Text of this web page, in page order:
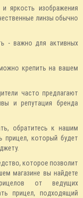
яркость изображения
линзы обычно
- важно для активных
крепить на вашем
часто предлагают
и репутация бренда
обратитесь к нашим
прицел, который будет
которое позволит
магазине вы найдете
от ведущих
прицел, подходящий